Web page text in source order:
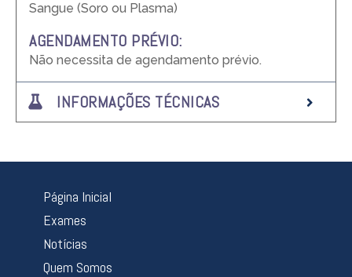
Sangue (Soro ou Plasma)
AGENDAMENTO PRÉVIO:
Não necessita de agendamento prévio.
INFORMAÇÕES TÉCNICAS
Página Inicial
Exames
Notícias
Quem Somos